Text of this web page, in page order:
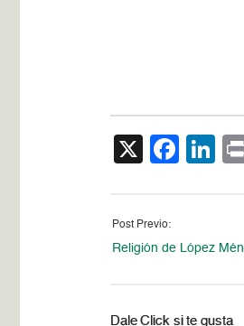
X
Post Previo:
Religión de López
Dale Click si te gusta